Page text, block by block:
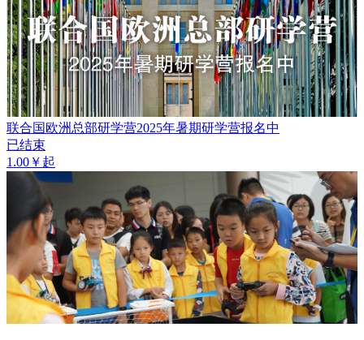
联合国欧洲总部研学营2025年暑期研学营报名中
已结束
1.00￥起